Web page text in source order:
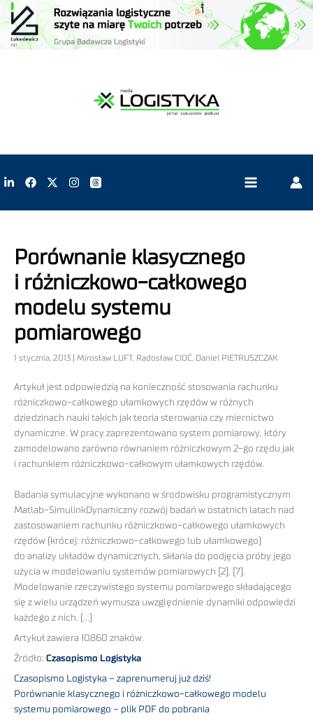
Porównanie klasycznego
i różniczkowo-całkowego
modelu systemu
pomiarowego
1 stycznia, 2013 | Mirosław LUFT, Radosław CIOĆ, Daniel PIETRUSZCZAK
Artykuł jest odpowiedzią na konieczność stosowania rachunku
różniczkowo-całkowego ułamkowych rzędów w różnych
dziedzinach nauki takich jak teoria sterowania czy miernictwo
dynamiczne. W pracy zaprezentowano system pomiarowy, który
zamodelowano zarówno równaniem różniczkowym 2-go rzędu jak
i rachunkiem różniczkowo-całkowym ułamkowych rzędów.
Badania symulacyjne wykonano w środowisku programistycznym
Matlab-SimulinkDynamiczny rozwój badań w ostatnich latach nad
zastosowaniem rachunku różniczkowo-całkowego ułamkowych
rzędów (krócej: różniczkowo-całkowego lub ułamkowego)
do analizy układów dynamicznych, skłania do podjęcia próby jego
użycia w modelowaniu systemów pomiarowych [2], [7].
Modelowanie rzeczywistego systemu pomiarowego składającego
się z wielu urządzeń wymusza uwzględnienie dynamiki odpowiedzi
każdego z nich. (…)
Artykuł zawiera 10860 znaków.
Źródło: Czasopismo Logistyka
Czasopismo Logistyka – zaprenumeruj już dziś!
Porównanie klasycznego i różniczkowo-całkowego modelu
systemu pomiarowego – plik PDF do pobrania